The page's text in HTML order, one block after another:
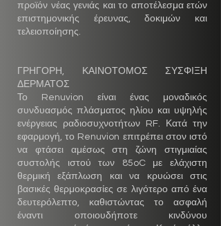
προϊόν νέας γενιάς και το αποτέλεσμα ετών
επιστημονικής έρευνας, δοκιμών και
τελειοποίησης.
ΓΡΗΓΟΡΗ, ΚΑΙΝΟΤΟΜΟΣ ΣΥΣΦΙΞΗ
ΔΕΡΜΑΤΟΣ
Το Renuvion είναι ένας μοναδικός
συνδυασμός πλάσματος ηλίου και υψηλής
ενέργειας ραδιοσυχνοτήτων RF. Κατά την
εφαρμογή, το Renuvion επιτρέπει στον ιστό
να φτάσει αμέσως στη ζώνη στιγμιαίας
συστολής ιστού των 85oC με ελάχιστη
θερμική εξάπλωση και να κρυώσει στις
βασικές θερμοκρασίες σε λιγότερο από ένα
δευτερόλεπτο, καθιστώντας το ασφαλή
έναντι οποιουδήποτε κινδύνου